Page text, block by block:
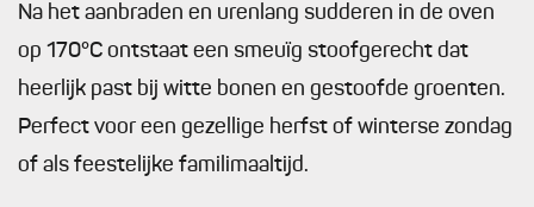
Na het aanbraden en urenlang sudderen in de oven
op 170°C ontstaat een smeuïg stoofgerecht dat
heerlijk past bij witte bonen en gestoofde groenten.
Perfect voor een gezellige herfst of winterse zondag
of als feestelijke familimaaltijd.